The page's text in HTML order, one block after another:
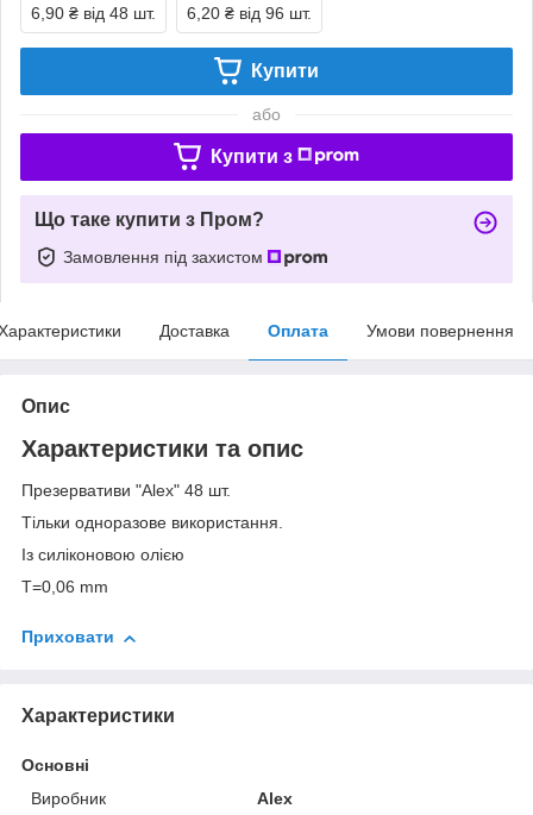
6,90 ₴ від 48 шт. 6,20 ₴ від 96 шт.
Купити
або
Купити з
Що таке купити з Пром?
Замовлення під захистом
Доставка Оплата Умови повернення
Опис
Характеристики та опис
Презервативи "Alex" 48 шт.
Тільки одноразове використання.
Із силіконовою олією
T=0,06 mm
Приховати
Характеристики
Основні
Виробник
Alex